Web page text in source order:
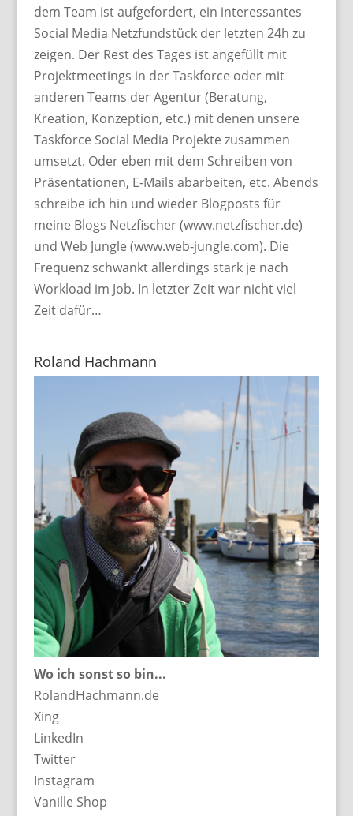
dem Team ist aufgefordert, ein interessantes
Social Media Netzfundstück der letzten 24h zu
zeigen. Der Rest des Tages ist angefüllt mit
Projektmeetings in der Taskforce oder mit
anderen Teams der Agentur (Beratung,
Kreation, Konzeption, etc.) mit denen unsere
Taskforce Social Media Projekte zusammen
umsetzt. Oder eben mit dem Schreiben von
Präsentationen, E-Mails abarbeiten, etc. Abends
schreibe ich hin und wieder Blogposts für
meine Blogs Netzfischer (www.netzfischer.de)
und Web Jungle (www.web-jungle.com). Die
Frequenz schwankt allerdings stark je nach
Workload im Job. In letzter Zeit war nicht viel
Zeit dafür…
Roland Hachmann
Wo ich sonst so bin...
RolandHachmann.de
Xing
LinkedIn
Twitter
Instagram
Vanille Shop